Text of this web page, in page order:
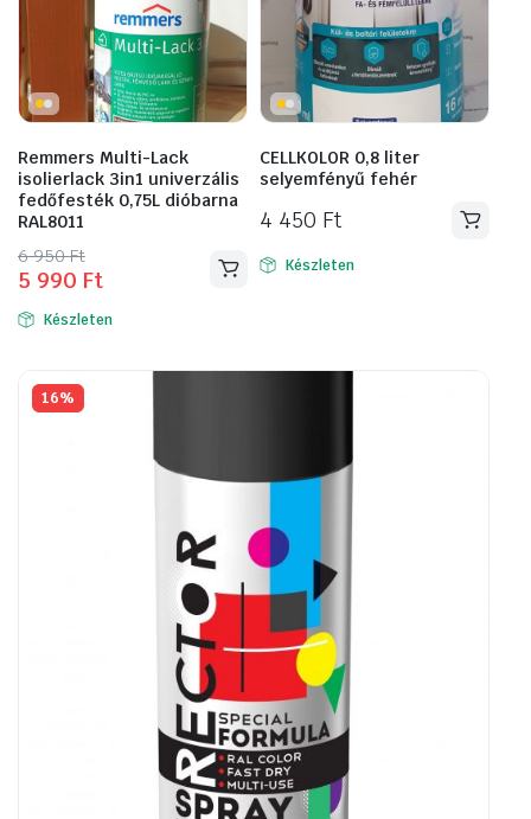
Remmers Multi-Lack
isolierlack 3in1 univerzális
fedőfesték 0,75L dióbarna
RAL8011
6 950Ft
Original
price
was:
5 990 Ft
Current
price
is: Készleten
CELLKOLOR 0,8 liter
selyemfényű fehér
4 450 Ft
Készleten
16%